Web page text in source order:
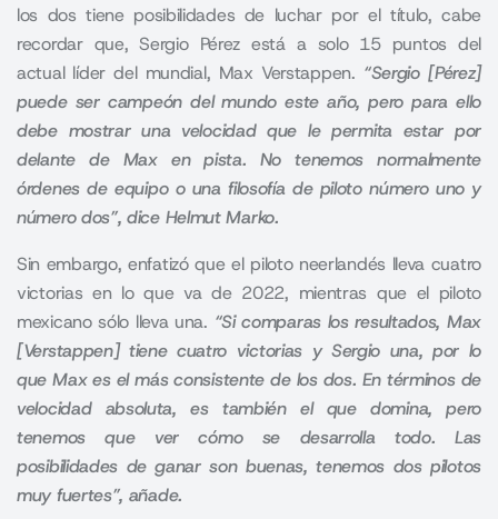
los dos tiene posibilidades de luchar por el título, cabe
recordar que, Sergio Pérez está a solo 15 puntos del
actual líder del mundial, Max Verstappen. “Sergio [Pérez]
puede ser campeón del mundo este año, pero para ello
debe mostrar una velocidad que le permita estar por
delante de Max en pista. No tenemos normalmente
órdenes de equipo o una filosofía de piloto número uno y
número dos”, dice Helmut Marko.
Sin embargo, enfatizó que el piloto neerlandés lleva cuatro
victorias en lo que va de 2022, mientras que el piloto
mexicano sólo lleva una. “Si comparas los resultados, Max
[Verstappen] tiene cuatro victorias y Sergio una, por lo
que Max es el más consistente de los dos. En términos de
velocidad absoluta, es también el que domina, pero
tenemos que ver cómo se desarrolla todo. Las
posibilidades de ganar son buenas, tenemos dos pilotos
muy fuertes”, añade.